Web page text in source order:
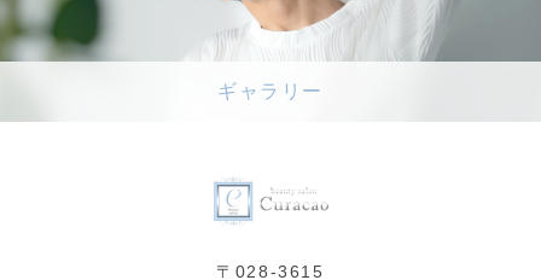
ギャラリー
〒028-3615